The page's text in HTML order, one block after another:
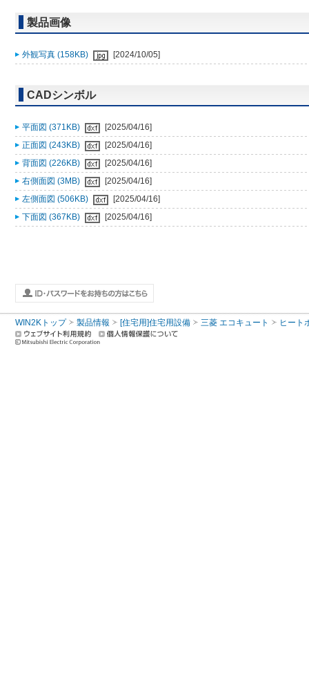
製品画像
外観写真 (158KB) [2024/10/05]
CADシンボル
平面図 (371KB)
[2025/04/16]
正面図 (243KB)
[2025/04/16]
背面図 (226KB)
[2025/04/16]
右側面図 (3MB)
[2025/04/16]
左側面図 (506KB)
[2025/04/16]
下面図 (367KB)
[2025/04/16]
WIN2Kトップ 製品情報 [住宅用]住宅用設備 三菱 エコキュート ヒート